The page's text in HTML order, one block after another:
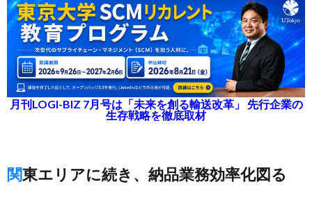
月刊LOGI-BIZ 7月号は「未来を創る輸送改革」 先行企業の
生存戦略を徹底取材
関東エリアに続き、納品業務効率化図る